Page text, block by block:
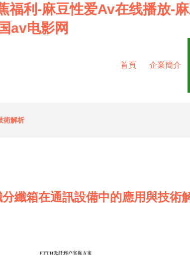
福利-麻豆性爱Av在线播放-
av电影网
首頁 企業簡介
術解析
纖箱在通訊設備中的應用與技術